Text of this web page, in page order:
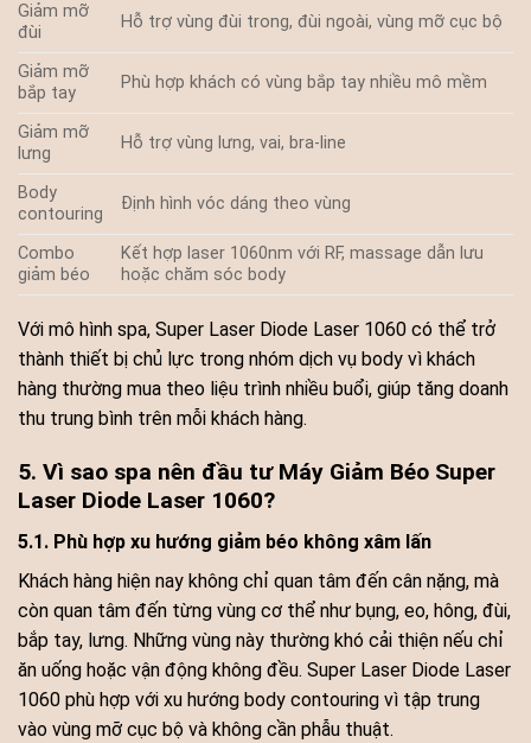
Giảm mỡ
đùi
Hỗ trợ vùng đùi trong, đùi ngoài, vùng mỡ cục bộ
Giảm mỡ
bắp tay
Phù hợp khách có vùng bắp tay nhiều mô mềm
Giảm mỡ
lưng
Hỗ trợ vùng lưng, vai, bra-line
Body
contouring
Định hình vóc dáng theo vùng
Combo
giảm béo
Kết hợp laser 1060nm với RF, massage dẫn lưu
hoặc chăm sóc body
Với mô hình spa, Super Laser Diode Laser 1060 có thể trở
thành thiết bị chủ lực trong nhóm dịch vụ body vì khách
hàng thường mua theo liệu trình nhiều buổi, giúp tăng doanh
thu trung bình trên mỗi khách hàng.
5. Vì sao spa nên đầu tư Máy Giảm Béo Super
Laser Diode Laser 1060?
5.1. Phù hợp xu hướng giảm béo không xâm lấn
Khách hàng hiện nay không chỉ quan tâm đến cân nặng, mà
còn quan tâm đến từng vùng cơ thể như bụng, eo, hông, đùi,
bắp tay, lưng. Những vùng này thường khó cải thiện nếu chỉ
ăn uống hoặc vận động không đều. Super Laser Diode Laser
1060 phù hợp với xu hướng body contouring vì tập trung
vào vùng mỡ cục bộ và không cần phẫu thuật.